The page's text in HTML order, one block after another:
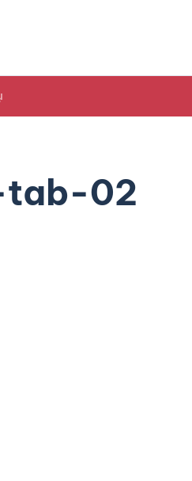
tab-02